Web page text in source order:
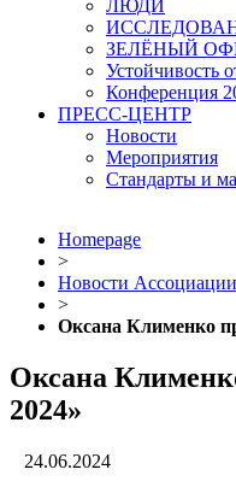
ЛЮДИ
ЗЕЛЁНЫЙ
Устойчивость
Конференция
ПРЕСС-ЦЕНТР
Новости
Мероприятия
Стандарты и
Homepage
>
Новости Ассоциации
>
Оксана Клименко
Оксана
2024»
24.06.2024